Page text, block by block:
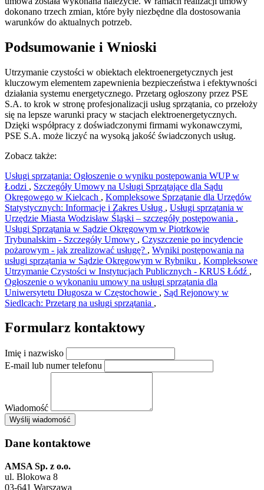
dokonano trzech zmian, które były niezbędne dla dostosowania
warunków do aktualnych potrzeb.
Podsumowanie i Wnioski
Utrzymanie czystości w obiektach elektroenergetycznych jest
kluczowym elementem zapewnienia bezpieczeństwa i efektywności
działania systemu energetycznego. Przetarg ogłoszony przez PSE
S.A. to krok w stronę profesjonalizacji usług sprzątania, co przełoży
się na lepsze warunki pracy w stacjach elektroenergetycznych.
Dzięki współpracy z doświadczonymi firmami wykonawczymi,
PSE S.A. może liczyć na wysoką jakość świadczonych usług.
Zobacz także:
Usługi sprzątania: Ogłoszenie o wyniku postępowania WUP w
Łodzi , Szczegóły Umowy na Usługi Sprzątające dla Sądu
Okręgowego w Kielcach , Kompleksowe Sprzątanie dla Urzędów
Statystycznych: Informacje i Zakres Usług , Usługi sprzątania w
Urzędzie Miasta Wodzisław Śląski – szczegóły postępowania ,
Usługi Sprzątania w Sądzie Okręgowym w Piotrkowie
Trybunalskim - Szczegóły Umowy , Czyszczenie po incydencie
pożarowym - jak zrealizować usługę? , Wyniki postępowania na
usługi sprzątania w Sądzie Okręgowym w Rybniku , Kompleksowe
Utrzymanie Czystości w Instytucjach Publicznych - KRUS Łódź ,
Ogłoszenie o wykonaniu umowy na usługi sprzątania dla
Uniwersytetu Długosza w Częstochowie , Sąd Rejonowy w
Siedlcach: Przetarg na usługi sprzątania ,
Formularz kontaktowy
Imię i nazwisko
E-mail lub numer telefonu
Wiadomość
Wyślij wiadomośćAMSA Sp. z o.o. - ul. Blokowa 8, Warszawa
+
−
Dane kontaktowe
AMSA Sp. z o.o.
ul. Blokowa 8
03-641 Warszawa